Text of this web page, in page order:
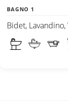
BAGNO 1
Bidet, Lavandino,